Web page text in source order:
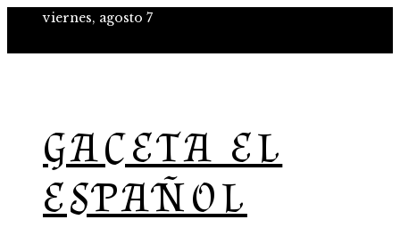
viernes, agosto 7
GACETA EL
ESPAÑOL